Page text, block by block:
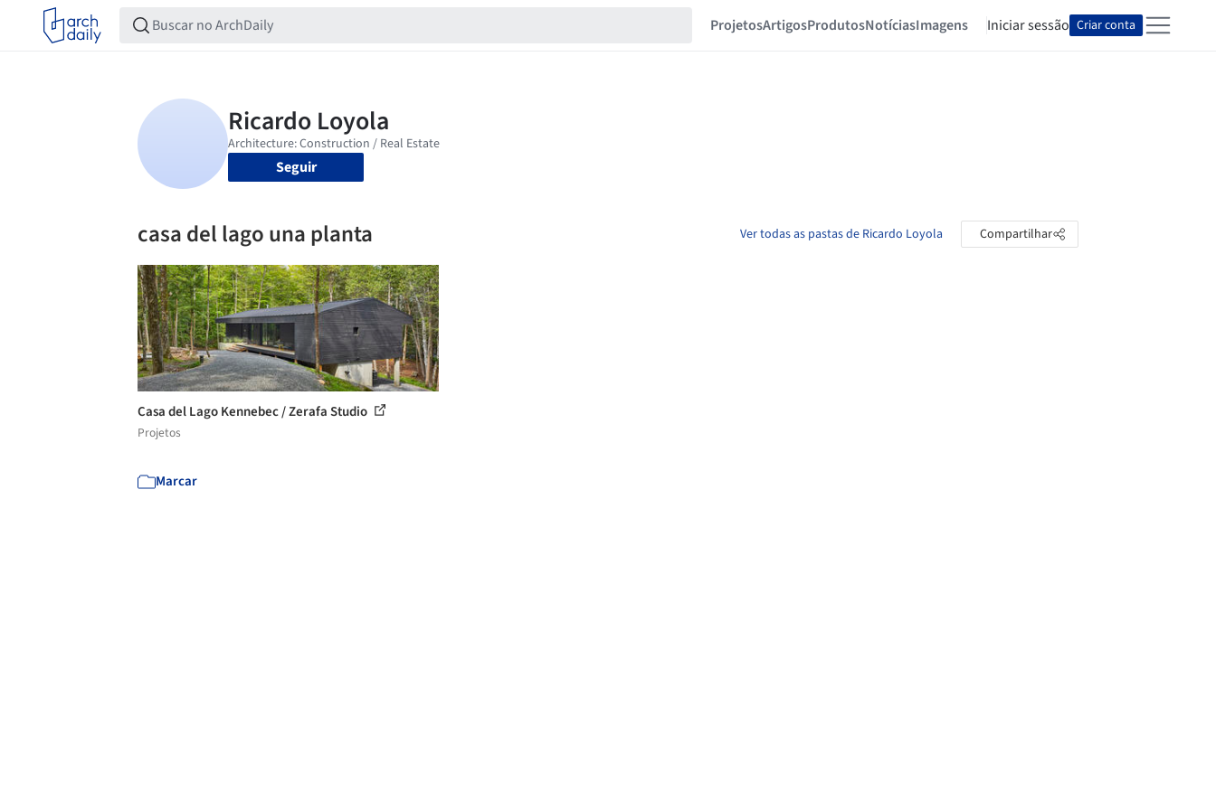
ProjetosArtigosProdutosNotíciasImagens Iniciar sessão Criar conta
Seguir
casa del lago una planta Ver todas as pastas de Ricardo Loyola Compartilhar
Casa del Lago Kennebec / Zerafa Studio
Projetos
Marcar